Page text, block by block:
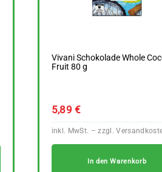
Vivani Schokolade Whole
Fruit 80 g
5,89€
In den Warenkorb